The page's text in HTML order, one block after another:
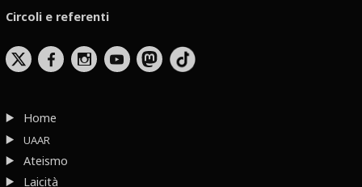
Circoli e referenti
b x r
Home
UAAR
Ateismo
Laicità